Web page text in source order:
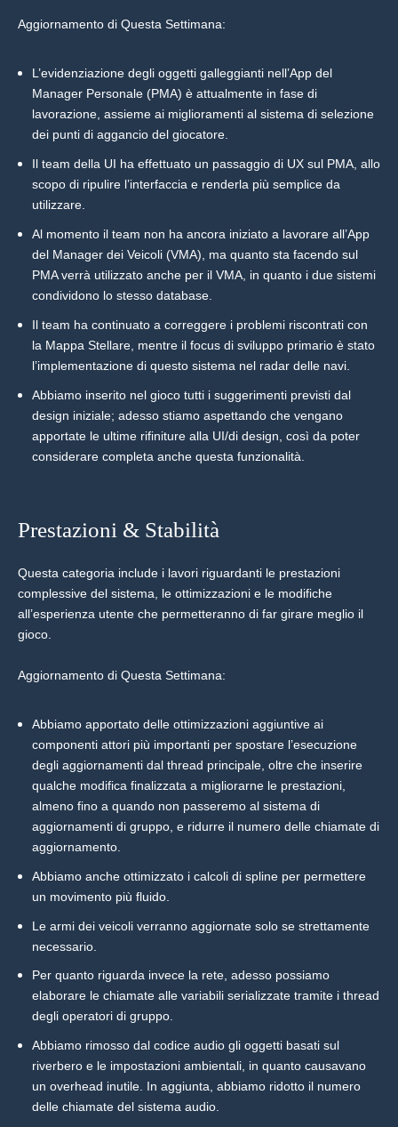
Aggiornamento di Questa Settimana:
L’evidenziazione degli oggetti galleggianti nell’App del
Manager Personale (PMA) è attualmente in fase di
lavorazione, assieme ai miglioramenti al sistema di selezione
dei punti di aggancio del giocatore.
Il team della UI ha effettuato un passaggio di UX sul PMA, allo
scopo di ripulire l’interfaccia e renderla più semplice da
utilizzare.
Al momento il team non ha ancora iniziato a lavorare all’App
del Manager dei Veicoli (VMA), ma quanto sta facendo sul
PMA verrà utilizzato anche per il VMA, in quanto i due sistemi
condividono lo stesso database.
Il team ha continuato a correggere i problemi riscontrati con
la Mappa Stellare, mentre il focus di sviluppo primario è stato
l’implementazione di questo sistema nel radar delle navi.
Abbiamo inserito nel gioco tutti i suggerimenti previsti dal
design iniziale; adesso stiamo aspettando che vengano
apportate le ultime rifiniture alla UI/di design, così da poter
considerare completa anche questa funzionalità.
Prestazioni & Stabilità
Questa categoria include i lavori riguardanti le prestazioni
complessive del sistema, le ottimizzazioni e le modifiche
all’esperienza utente che permetteranno di far girare meglio il
gioco.
Aggiornamento di Questa Settimana:
Abbiamo apportato delle ottimizzazioni aggiuntive ai
componenti attori più importanti per spostare l’esecuzione
degli aggiornamenti dal thread principale, oltre che inserire
qualche modifica finalizzata a migliorarne le prestazioni,
almeno fino a quando non passeremo al sistema di
aggiornamenti di gruppo, e ridurre il numero delle chiamate di
aggiornamento.
Abbiamo anche ottimizzato i calcoli di spline per permettere
un movimento più fluido.
Le armi dei veicoli verranno aggiornate solo se strettamente
necessario.
Per quanto riguarda invece la rete, adesso possiamo
elaborare le chiamate alle variabili serializzate tramite i thread
degli operatori di gruppo.
Abbiamo rimosso dal codice audio gli oggetti basati sul
riverbero e le impostazioni ambientali, in quanto causavano
un overhead inutile. In aggiunta, abbiamo ridotto il numero
delle chiamate del sistema audio.